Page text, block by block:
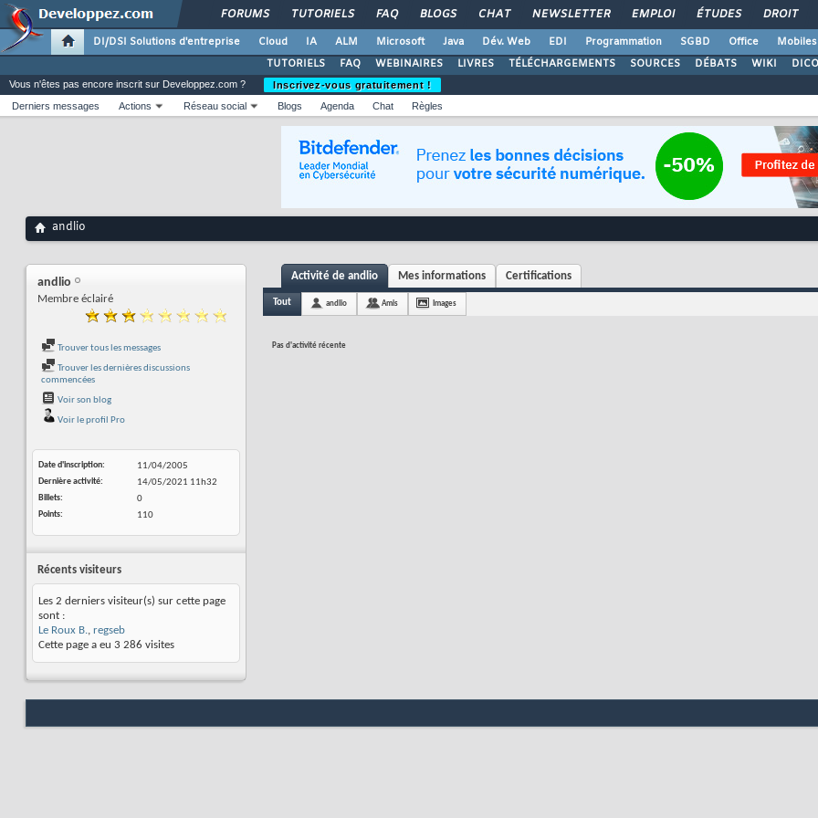
FORUMS TUTORIELS FAQ BLOGS CHAT NEWSLETTER EMPLOI ÉTUDES DROIT
DI/DSI Solutions d'entreprise Cloud IA ALM Microsoft Java Dév. Web EDI Programmation SGBD Office Mobiles
TUTORIELS
FAQ WEBINAIRES LIVRES TÉLÉCHARGEMENTS SOURCES DÉBATS WIKI DICO
Vous n'êtes pas encore inscrit sur Developpez.com ?
Inscrivez-vous gratuitement !
Derniers messages
Actions Réseau social Blogs Agenda Chat Règles
andlio
andlio
Membre éclairé
Trouver tous les messages
Trouver les dernières discussions
commencées
Voir son blog
Voir le profil Pro
Date d'inscription
11/04/2005
Dernière activité
14/05/2021 11h32
Billets
0
Points
110
Récents visiteurs
Les 2 derniers visiteur(s) sur cette page
sont :
Le Roux B., regseb
Cette page a eu 3 286 visites
Activité de andlio Mes informations Certifications
Tout andlio Amis Images
Pas d'activité récente